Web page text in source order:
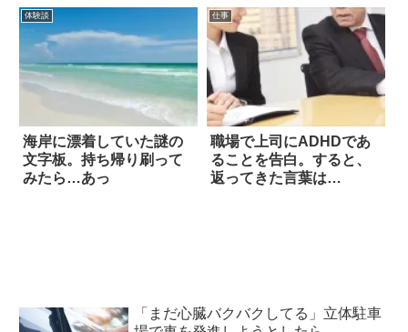
体験談
海岸に漂着していた謎の
文字板。持ち帰り刷って
みたら…あっ
仕事
職場で上司にADHDであ
ることを告白。すると、
返ってきた言葉は…
「まだ心臓バクバクしてる」立体駐車